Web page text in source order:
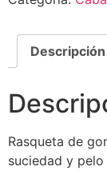
Descripción
Rasqueta de
suciedad y